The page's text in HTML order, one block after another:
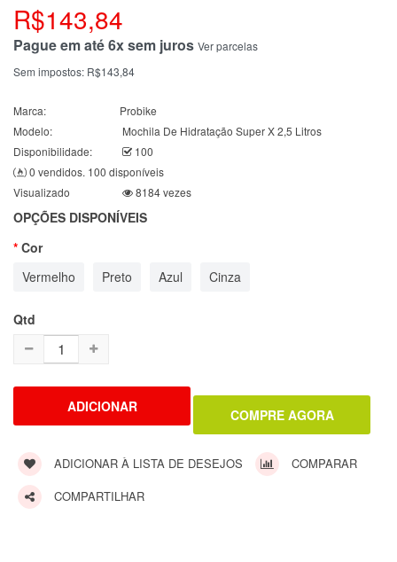
R$143,84
Pague em até 6x sem juros Ver parcelas
Sem impostos: R$143,84
Marca:
Probike
Modelo:
Mochila De Hidratação Super X 2,5 Litros
Disponibilidade:
100
0 vendidos. 100 disponíveis
Visualizado
8184 vezes
OPÇÕES DISPONÍVEIS
Cor
Vermelho
Preto Azul Cinza
Qtd
ADICIONAR À LISTA DE DESEJOS
COMPARAR
COMPARTILHAR